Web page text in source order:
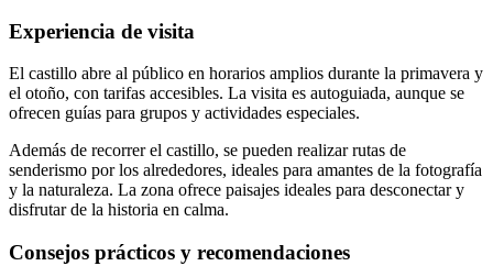
Experiencia de visita
El castillo abre al público en horarios amplios durante la primavera y
el otoño, con tarifas accesibles. La visita es autoguiada, aunque se
ofrecen guías para grupos y actividades especiales.
Además de recorrer el castillo, se pueden realizar rutas de
senderismo por los alrededores, ideales para amantes de la fotografía
y la naturaleza. La zona ofrece paisajes ideales para desconectar y
disfrutar de la historia en calma.
Consejos prácticos y recomendaciones